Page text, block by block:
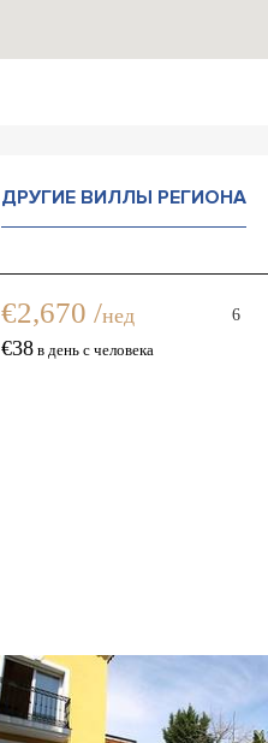
ДРУГИЕ ВИЛЛЫ РЕГИОНА
€2,670 /нед 6
€38 в день с человека